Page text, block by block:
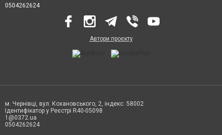
0504262624
Автори проєкту
м. Чернівці, вул. Кохановського, 2, індекс: 58002
Ідентифікатор у Реєстрі R40-05098
1@0372.ua
0504262624